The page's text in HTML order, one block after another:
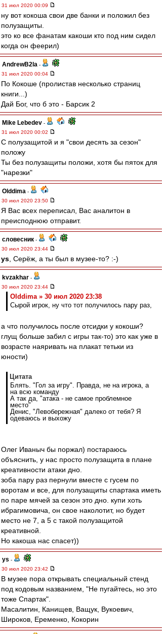
31 июл 2020 00:09
ну вот кокоша свои две банки и положил без
полузащиты.
это ко все фанатам какоши кто под ним сидел
когда он феерил)
AndrewB2la -
31 июл 2020 00:04
По Кокоше (пролистав несколько страниц
книги...)
Дай Бог, что б это - Барсик 2
Mike Lebedev -
31 июл 2020 00:02
С полузащитой и я "свои десять за сезон"
положу
Ты без полузащиты положи, хотя бы пяток для
"нарезки"
Olddima -
30 июл 2020 23:50
Я Вас всех переписал, Вас аналитон в
преисподнюю отправит.
словесник -
30 июл 2020 23:44
ys , Серёж, а ты был в музее-то? :-)
kvzakhar -
30 июл 2020 23:44
Olddima » 30 июл 2020 23:38
Сырой игрок, ну что тот получилось пару раз,
а что получилось после отсидки у кокоши?
глущ больше забил с игры так-то) это как уже в
возрасте наяривать на плакат тетьки из
юности)
Цитата
Блять. "Гол за игру". Правда, не на игрока, а
на всю команду
А так да, "атака - не самое проблемное
место"
Денис, "Левобережная" далеко от тебя? Я
одеваюсь и выхожу
Олег Иваныч бы поржал) постараюсь
объяснить, у нас просто полузащита в плане
креативности атаки дно.
зоба пару раз пернули вместе с гусем по
воротам и все, для полузащиты спартака иметь
по паре мячей за сезон это дно. купи хоть
ибрагимовича, он свое наколотит, но будет
место не 7, а 5 с такой полузащитой
креативной.
Но какоша нас спасет))
ys -
30 июл 2020 23:42
В музее пора открывать специальный стенд
под кодовым названием, "Не пугайтесь, но это
тоже Спартак".
Масалитин, Канищев, Ващук, Вукоевич,
Широков, Еременко, Кокорин